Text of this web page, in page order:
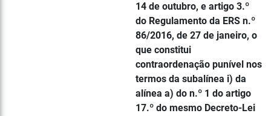
14 de outubro, e artigo 3.º
do Regulamento da ERS n.º
86/2016, de 27 de janeiro, o
que constitui
contraordenação punível nos
termos da subalínea i) da
alínea a) do n.º 1 do artigo
17.º do mesmo Decreto-Lei